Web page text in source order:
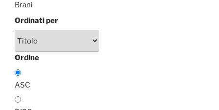
Brani
Ordinati per
Ordine
ASC